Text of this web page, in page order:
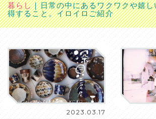
暮らし
日常の中にあるワクワクや嬉
得すること。イロイロご紹介
2023.03.17